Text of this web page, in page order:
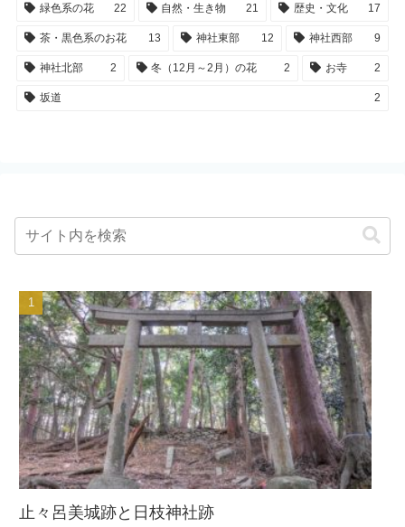
緑色系の花 22 自然・生き物 21 歴史・文化 17
茶・黒色系のお花 13 神社東部 12 神社西部 9
神社北部 2 冬（12月～2月）の花 2 お寺 2
坂道 2
止々呂美城跡と日枝神社跡